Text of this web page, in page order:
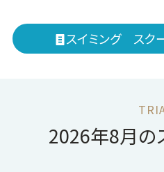
スイミング スク
2026年8月の